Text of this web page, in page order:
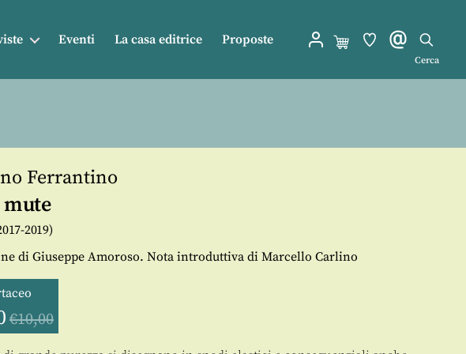
Eventi La casa editrice Proposte
Cerca
Ferrantino
2019)
di Giuseppe Amoroso. Nota introduttiva di Marcello Carlino
€10,00